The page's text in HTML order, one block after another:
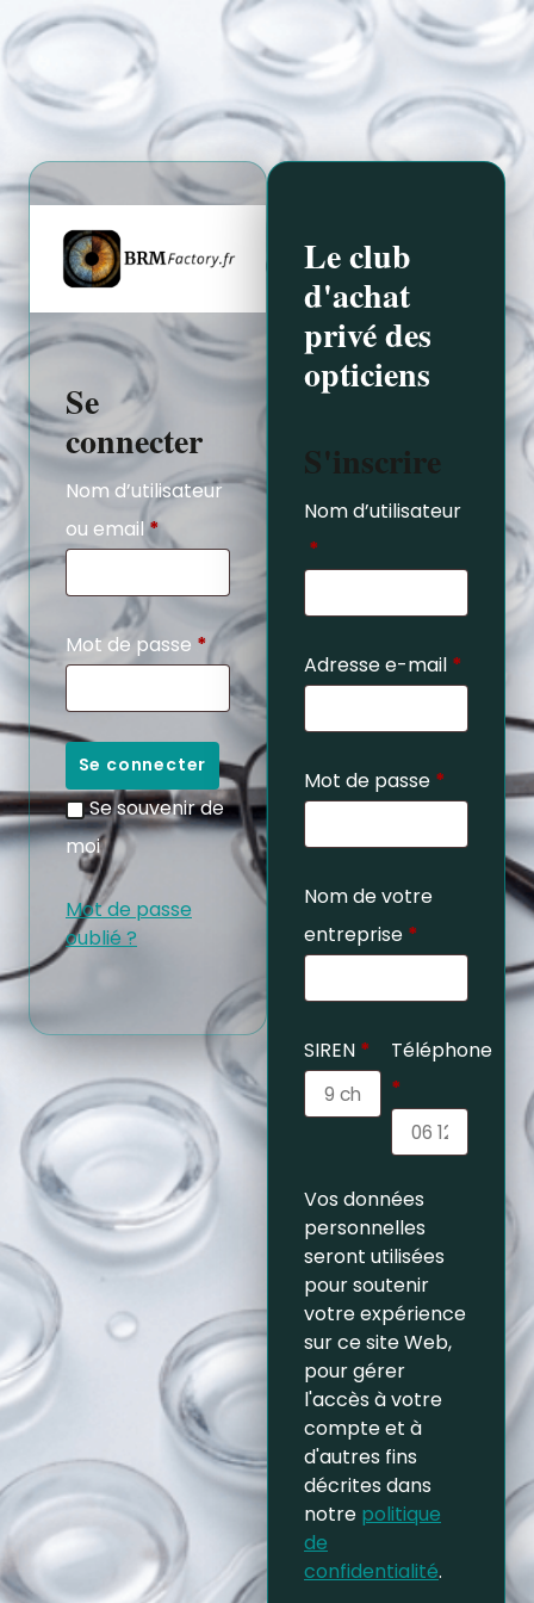
Se
connecter
Nom d’utilisateur
ou email*
Mot de passe *
Se connecter
Se souvenir de
moi
Mot de passe
oublié ?
Le club
d'achat
privé des
opticiens
S'inscrire
Nom d’utilisateur
*
Adresse e-mail *
Mot de passe *
Nom de votre
entreprise *
SIREN *
Téléphone
*
Vos données
personnelles
seront utilisées
pour soutenir
votre expérience
sur ce site Web,
pour gérer
l'accès à votre
compte et à
d'autres fins
décrites dans
notre politique
de
confidentialité.